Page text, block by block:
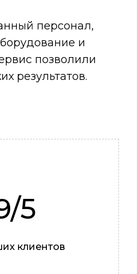
персонал,
и
позволили
результатов.
5
клиентов